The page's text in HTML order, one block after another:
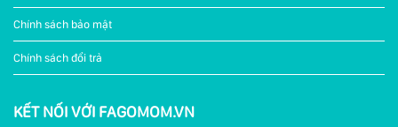
Chính sách bảo mật
Chính sách đổi trả
KẾT NỐI VỚI FAGOMOM.VN